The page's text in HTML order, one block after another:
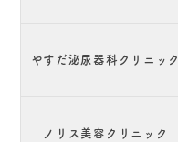
やすだ泌尿器科クリニック
ノリス美容クリニック